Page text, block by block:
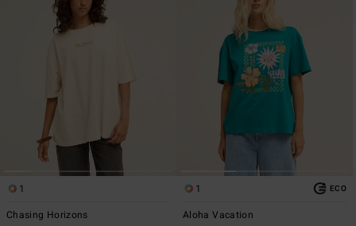
1
Chasing Horizons
1 ECO
Aloha Vacation